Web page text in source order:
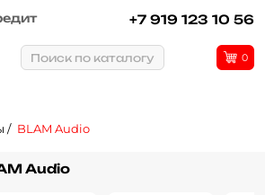
+7 919 123 10 56
Поиск по каталогу 0
BLAM Audio
Audio